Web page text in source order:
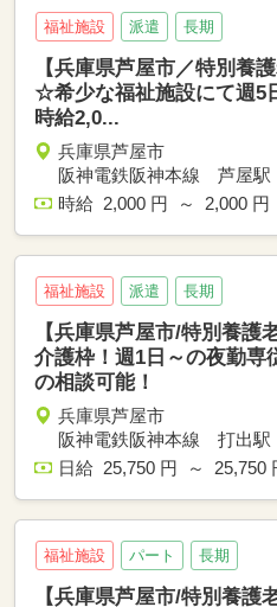
福祉施設 派遣 長期
【兵庫県芦屋市／特別養
☆希少な福祉施設にて週5
時給2,0...
兵庫県芦屋市
阪神電鉄阪神本線 芦屋駅
時給 2,000 円 ～ 2,000 円
福祉施設 派遣 長期
【兵庫県芦屋市/特別養
介護枠！週1日～の夜勤専
の相談可能！
兵庫県芦屋市
阪神電鉄阪神本線 打出駅
日給 25,750 円 ～ 25,750
福祉施設 パート 長期
【兵庫県芦屋市/特別養